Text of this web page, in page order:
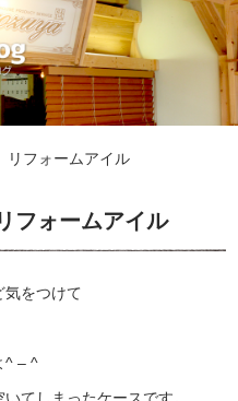
フォームアイル
ォームアイル
をつけて
^ – ^